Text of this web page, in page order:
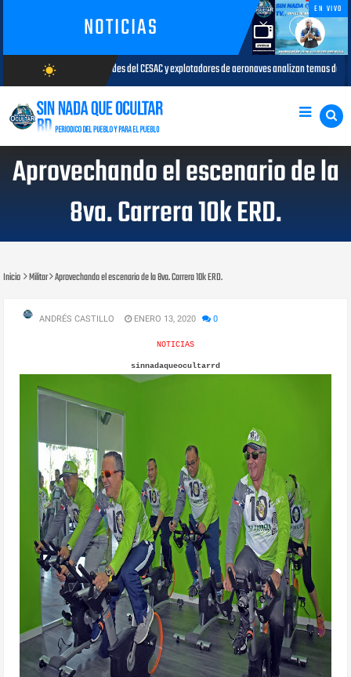
NOTICIAS
EN VIVO
wb_sunny
AGOSTO/6/2026
del CESAC y explotadores de aeronaves analizan temas de interés para la aviación civil
Aprovechando el escenario de la
8va. Carrera 10k ERD.
Inicio Militar Aprovechando el escenario de la 8va. Carrera 10k ERD.
ANDRÉS CASTILLO ENERO 13, 2020 0
NOTICIAS
sinnadaqueocultarrd